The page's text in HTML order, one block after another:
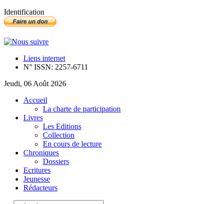
Identification
Liens internet
N° ISSN: 2257-6711
Jeudi, 06 Août 2026
Accueil
La charte de participation
Livres
Les Editions
Collection
En cours de lecture
Chroniques
Dossiers
Ecritures
Jeunesse
Rédacteurs